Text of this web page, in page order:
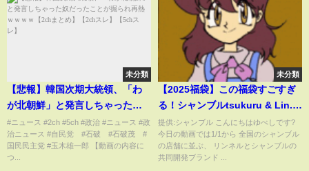
未分類
【悲報】韓国次期大統領、「わ
が北朝鮮」と発言しちゃった奴
だったことが掘られ再熱ｗｗｗ
ｗ【2chまとめ】【2chスレ】
【5chスレ】
#ニュース #2ch #5ch #政治 #ニュース #政
治ニュース #自民党 #石破 #石破茂 #
国民民主党 #玉木雄一郎 【動画の内容に
つ...
未分類
【2025福袋】この福袋すごすぎ
る！シャンブルtsukuru & Lin.×
ゆべしコラボ福袋で着回し18コ
ーデ?（プチプラ/お得/ナチュラ
ルコーデ）
提供:シャンブル こんにちはゆべしです?
今日の動画では1/1から 全国のシャンブル
の店舗に並ぶ、 リンネルとシャンブルの
共同開発ブランド ...